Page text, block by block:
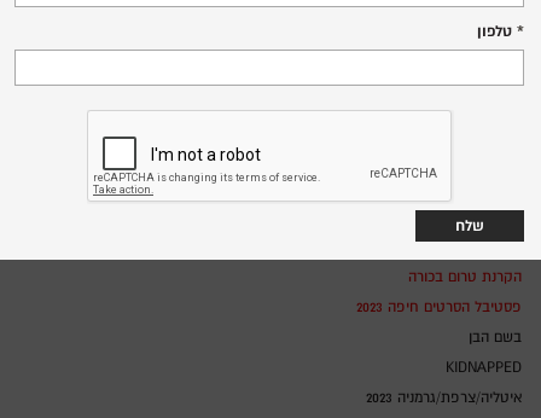
שבת, 27.1.24
מרקו בלוקיו
לאונרדו מאלטזה, פאוסטו רוסו אלזי, ברברה רונקי, פיליפו טימי, פבריציו
מחווה למרקו בלוקיו
הקרנת טרום בכורה
פסטיבל הסרטים חיפה 2023
בשם הבן
KIDNAPPED
איטליה/צרפת/גרמניה 2023
טלפון